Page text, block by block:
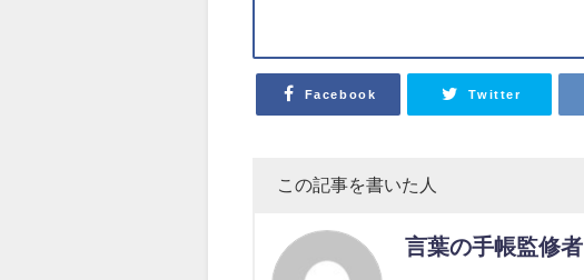
Facebook Twitter
この記事を書いた人
言葉の手帳監修者